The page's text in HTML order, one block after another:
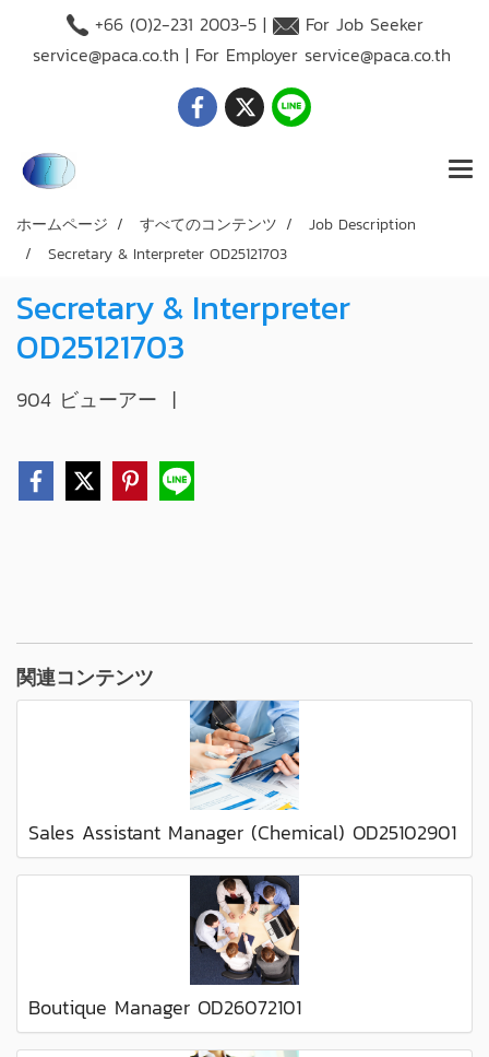
+66 (O)2-231 2003-5 |
For Job Seeker
service@paca.co.th | For Employer service@paca.co.th
ホームページ すべてのコンテンツ
Job Description
Secretary & Interpreter OD25121703
Secretary & Interpreter
OD25121703
904 ビューアー |
関連コンテンツ
Sales Assistant Manager (Chemical) OD25102901
Boutique Manager OD26072101